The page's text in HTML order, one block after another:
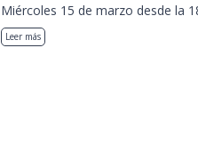
Miércoles 15 de marzo desde la
Leer más